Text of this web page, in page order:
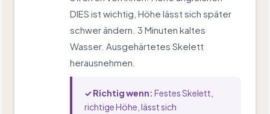
DIES ist wichtig, Höhe lässt sich später
schwer ändern. 3 Minuten kaltes
Wasser. Ausgehärtetes Skelett
herausnehmen.
✓ Richtig wenn: Festes Skelett,
richtige Höhe, lässt sich